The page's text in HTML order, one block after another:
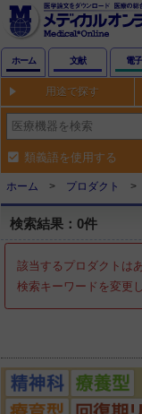
ホーム 文献 電
用途で探す
類義語を使用する
ホーム プロダクト
検索結果：0件
該当するプロダクトは
検索キーワードを変更